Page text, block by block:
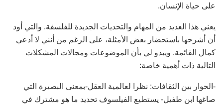
على حياة الإنسان.
يعني هذا العديد من المهام والتحديات الجديدة للفلسفة. والتي أود
أن أشرحها باستحضار بعض الأمثلة، على الرغم من أنني لا أدعي
كمال القائمة. ويبدو لي بأن الموضوعات ومجالات المشكلات
التالية ذات أهمية خاصة:
-الحوار بين الثقافات: نظرا لعالمية العقل-بمعنى البصيرة التي
صاغها ابن طفيل- يستطيع الفيلسوف تحديد ما هو مشترك في